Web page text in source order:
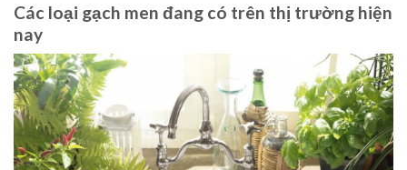
Các loại gạch men đang có trên thị trường hiện
nay